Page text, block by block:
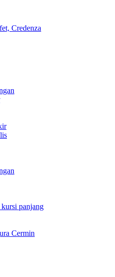
Credenza
panjang
Cermin